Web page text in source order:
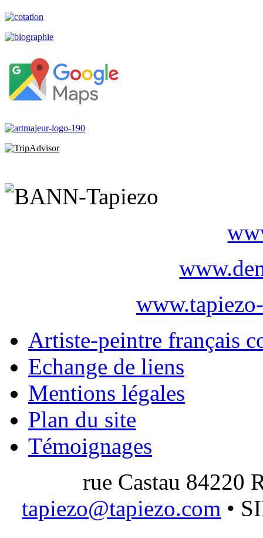
Artiste-peintre français
Echange de liens
Mentions légales
Plan du site
Témoignages
rue Castau 84220
tapiezo@tapiezo.com •